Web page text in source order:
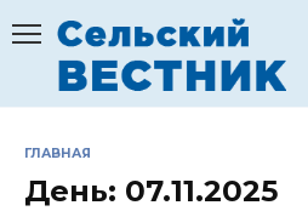
содержанию
ГЛАВНАЯ
День: 07.11.2025